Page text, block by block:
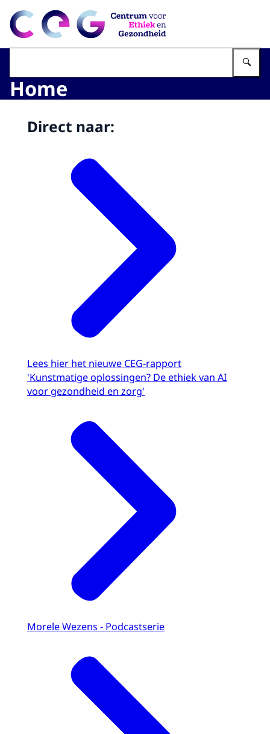
Naar de homepage van CEG - Centrum voor Ethiek en
Home
Direct naar:
Lees hier het nieuwe CEG-rapport
'Kunstmatige oplossingen? De ethiek van AI
voor gezondheid en zorg'
Morele Wezens - Podcastserie